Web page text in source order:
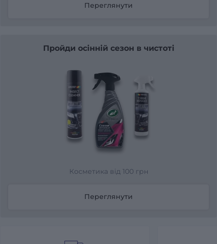
Переглянути
Пройди осінній сезон в чистоті
Косметика від 100 грн
Переглянути